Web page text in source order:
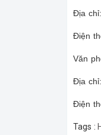
Địa
Điện
Văn
Địa
Điện
Tags :